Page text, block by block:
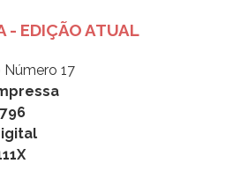
- EDIÇÃO ATUAL
Número 17